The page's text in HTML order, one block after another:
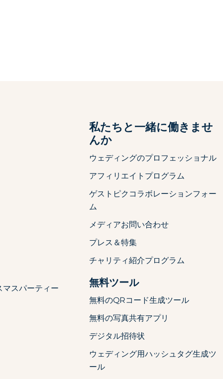
マスパーティー
私たちと一緒に働きませ
んか
ウェディングのプロフェッショナル
アフィリエイトプログラム
ゲストピクコラボレーションフォー
ム
メディアお問い合わせ
プレス＆特集
チャリティ紹介プログラム
無料ツール
無料のQRコード生成ツール
無料の写真共有アプリ
デジタル招待状
ウェディング用ハッシュタグ生成ツ
ール